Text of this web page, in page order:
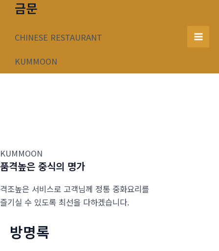
너
금문
CHINESE RESTAURANT
KUMMOON
Main
KUMMOON
품격높은 중식의 명가
격조높은 서비스로 고객님께 정통 중화요리를
즐기실 수 있도록 최선을 다하겠습니다.
방명록